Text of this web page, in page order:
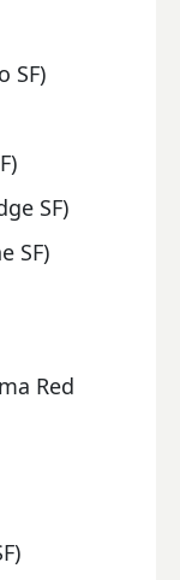
SF)
SF)
SF)
Red